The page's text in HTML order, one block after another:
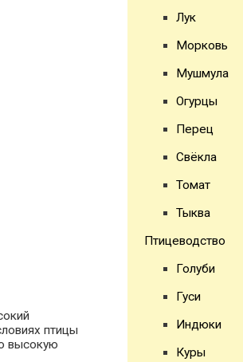
птицы
высокую
Лук
Морковь
Мушмула
Огурцы
Перец
Свёкла
Томат
Тыква
Птицеводство
Голуби
Гуси
Индюки
Куры